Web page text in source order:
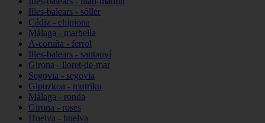
Illes-balears - sóller
Cádiz - chipiona
Málaga - marbella
A-coruña - ferrol
Illes-balears - santanyí
Girona - lloret-de-mar
Segovia - segovia
Gipuzkoa - mutriku
Málaga - ronda
Girona - roses
Huelva - huelva